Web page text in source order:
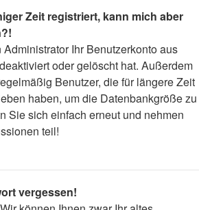
Zeit registriert, kann mich aber
Ihr Benutzerkonto aus
oder gelöscht hat. Außerdem
Benutzer, die für längere Zeit
haben, um die Datenbankgröße zu
Sie sich einfach erneut und nehmen
teil!
vergessen!